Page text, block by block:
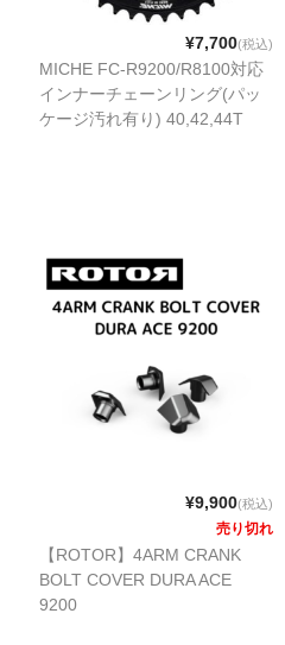
¥7,700(税込)
MICHE FC-R9200/R8100対応
インナーチェーンリング(パッ
ケージ汚れ有り) 40,42,44T
¥9,900(税込)
売り切れ
【ROTOR】4ARM CRANK
BOLT COVER DURA ACE
9200